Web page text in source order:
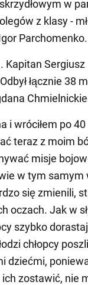
w
z klasy -
Parchomenko.
Kapitan Sergiusz
łącznie 38
i wróciłem po
teraz z moim
misje
w tym samym
się zmienili,
oczach. Jak w
szybko
chłopcy
dziećmi,
zostawić, nie